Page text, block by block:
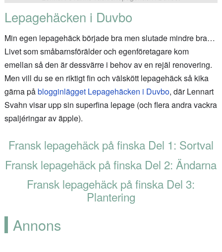
Lepagehäcken i Duvbo
Min egen lepagehäck började bra men slutade mindre bra…
Livet som småbarnsförälder och egenföretagare kom
emellan så den är dessvärre i behov av en rejäl renovering.
Men vill du se en riktigt fin och välskött lepagehäck så kika
gärna påblogginlägget Lepagehäcken i Duvbo, där Lennart
Svahn visar upp sin superfina lepage (och flera andra vackra
spaljéringar av äpple).
Fransk lepagehäck på finska Del 1: Sortval
Fransk lepagehäck på finska Del 2: Ändarna
Fransk lepagehäck på finska Del 3:
Plantering
Annons